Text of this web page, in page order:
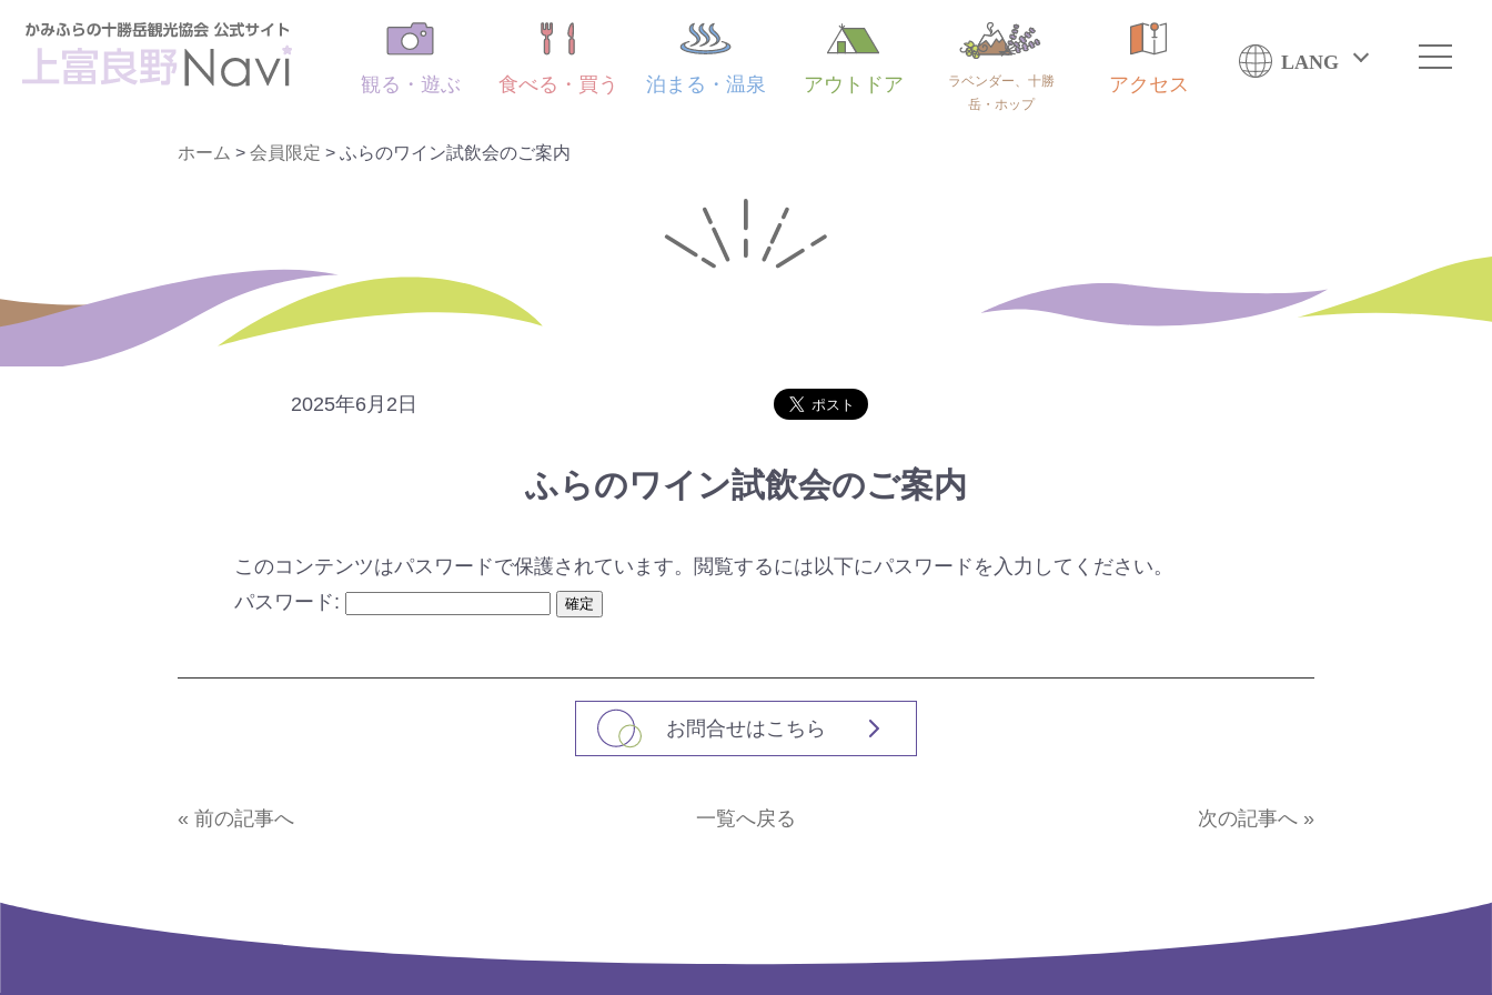
観る・遊ぶ 食べる・買う 泊まる・温泉 アウトドア
ラベンダー、十勝
岳・ホップ
アクセス
LANG
ホーム > 会員限定 > ふらのワイン試飲会のご案内
2025年6月2日
ふらのワイン試飲会のご案内
このコンテンツはパスワードで保護されています。閲覧するには以下にパスワードを入力してください。
パスワード:
お問合せはこちら
« 前の記事へ 一覧へ戻る 次の記事へ »